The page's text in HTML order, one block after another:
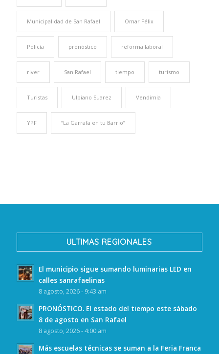
Municipalidad de San Rafael Omar Félix
Policía pronóstico reforma laboral
river San Rafael tiempo turismo
Turistas Ulpiano Suarez Vendimia
YPF “La Garrafa en tu Barrio”
ULTIMAS REGIONALES
El municipio sigue sumando luminarias LED en
calles sanrafaelinas
8 agosto, 2026 - 9:43 am
PRONÓSTICO. El estado del tiempo este sábado
8 de agosto en San Rafael
8 agosto, 2026 - 4:00 am
Más escuelas técnicas se suman a la Feria Franca